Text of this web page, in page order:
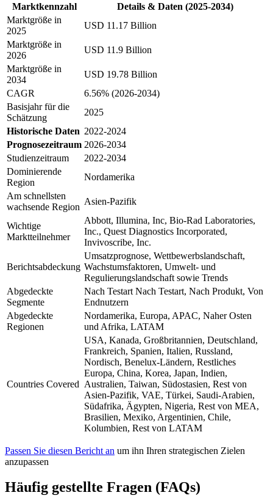
Marktkennzahl
Details & Daten (2025-2034)
Marktgröße in
2025
USD 11.17 Billion
Marktgröße in
2026
USD 11.9 Billion
Marktgröße in
2034
USD 19.78 Billion
CAGR
6.56% (2026-2034)
Basisjahr für die
Schätzung
2025
Historische Daten 2022-2024
Prognosezeitraum 2026-2034
Studienzeitraum
2022-2034
Dominierende
Region
Nordamerika
Am schnellsten
wachsende Region
Asien-Pazifik
Wichtige
Marktteilnehmer
Abbott, Illumina, Inc, Bio-Rad Laboratories,
Inc., Quest Diagnostics Incorporated,
Invivoscribe, Inc.
Berichtsabdeckung
Umsatzprognose, Wettbewerbslandschaft,
Wachstumsfaktoren, Umwelt- und
Regulierungslandschaft sowie Trends
Abgedeckte
Segmente
Nach Testart Nach Testart, Nach Produkt, Von
Endnutzern
Abgedeckte
Regionen
Nordamerika, Europa, APAC, Naher Osten
und Afrika, LATAM
Countries Covered
USA, Kanada, Großbritannien, Deutschland,
Frankreich, Spanien, Italien, Russland,
Nordisch, Benelux-Ländern, Restliches
Europa, China, Korea, Japan, Indien,
Australien, Taiwan, Südostasien, Rest von
Asien-Pazifik, VAE, Türkei, Saudi-Arabien,
Südafrika, Ägypten, Nigeria, Rest von MEA,
Brasilien, Mexiko, Argentinien, Chile,
Kolumbien, Rest von LATAM
Passen Sie diesen Bericht an um ihn Ihren strategischen Zielen
anzupassen
Häufig gestellte Fragen (FAQs)